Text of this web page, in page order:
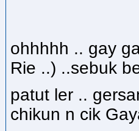
ohhhhh .. gay
Rie ..) ..sebuk
patut ler ..
chikun n cik